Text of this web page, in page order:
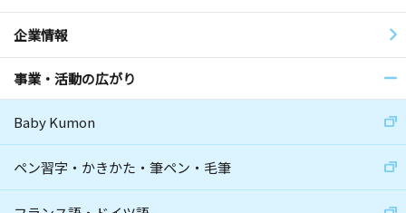
企業情報
事業・活動の広がり
Baby Kumon
ペン習字・かきかた・筆ペン・毛筆